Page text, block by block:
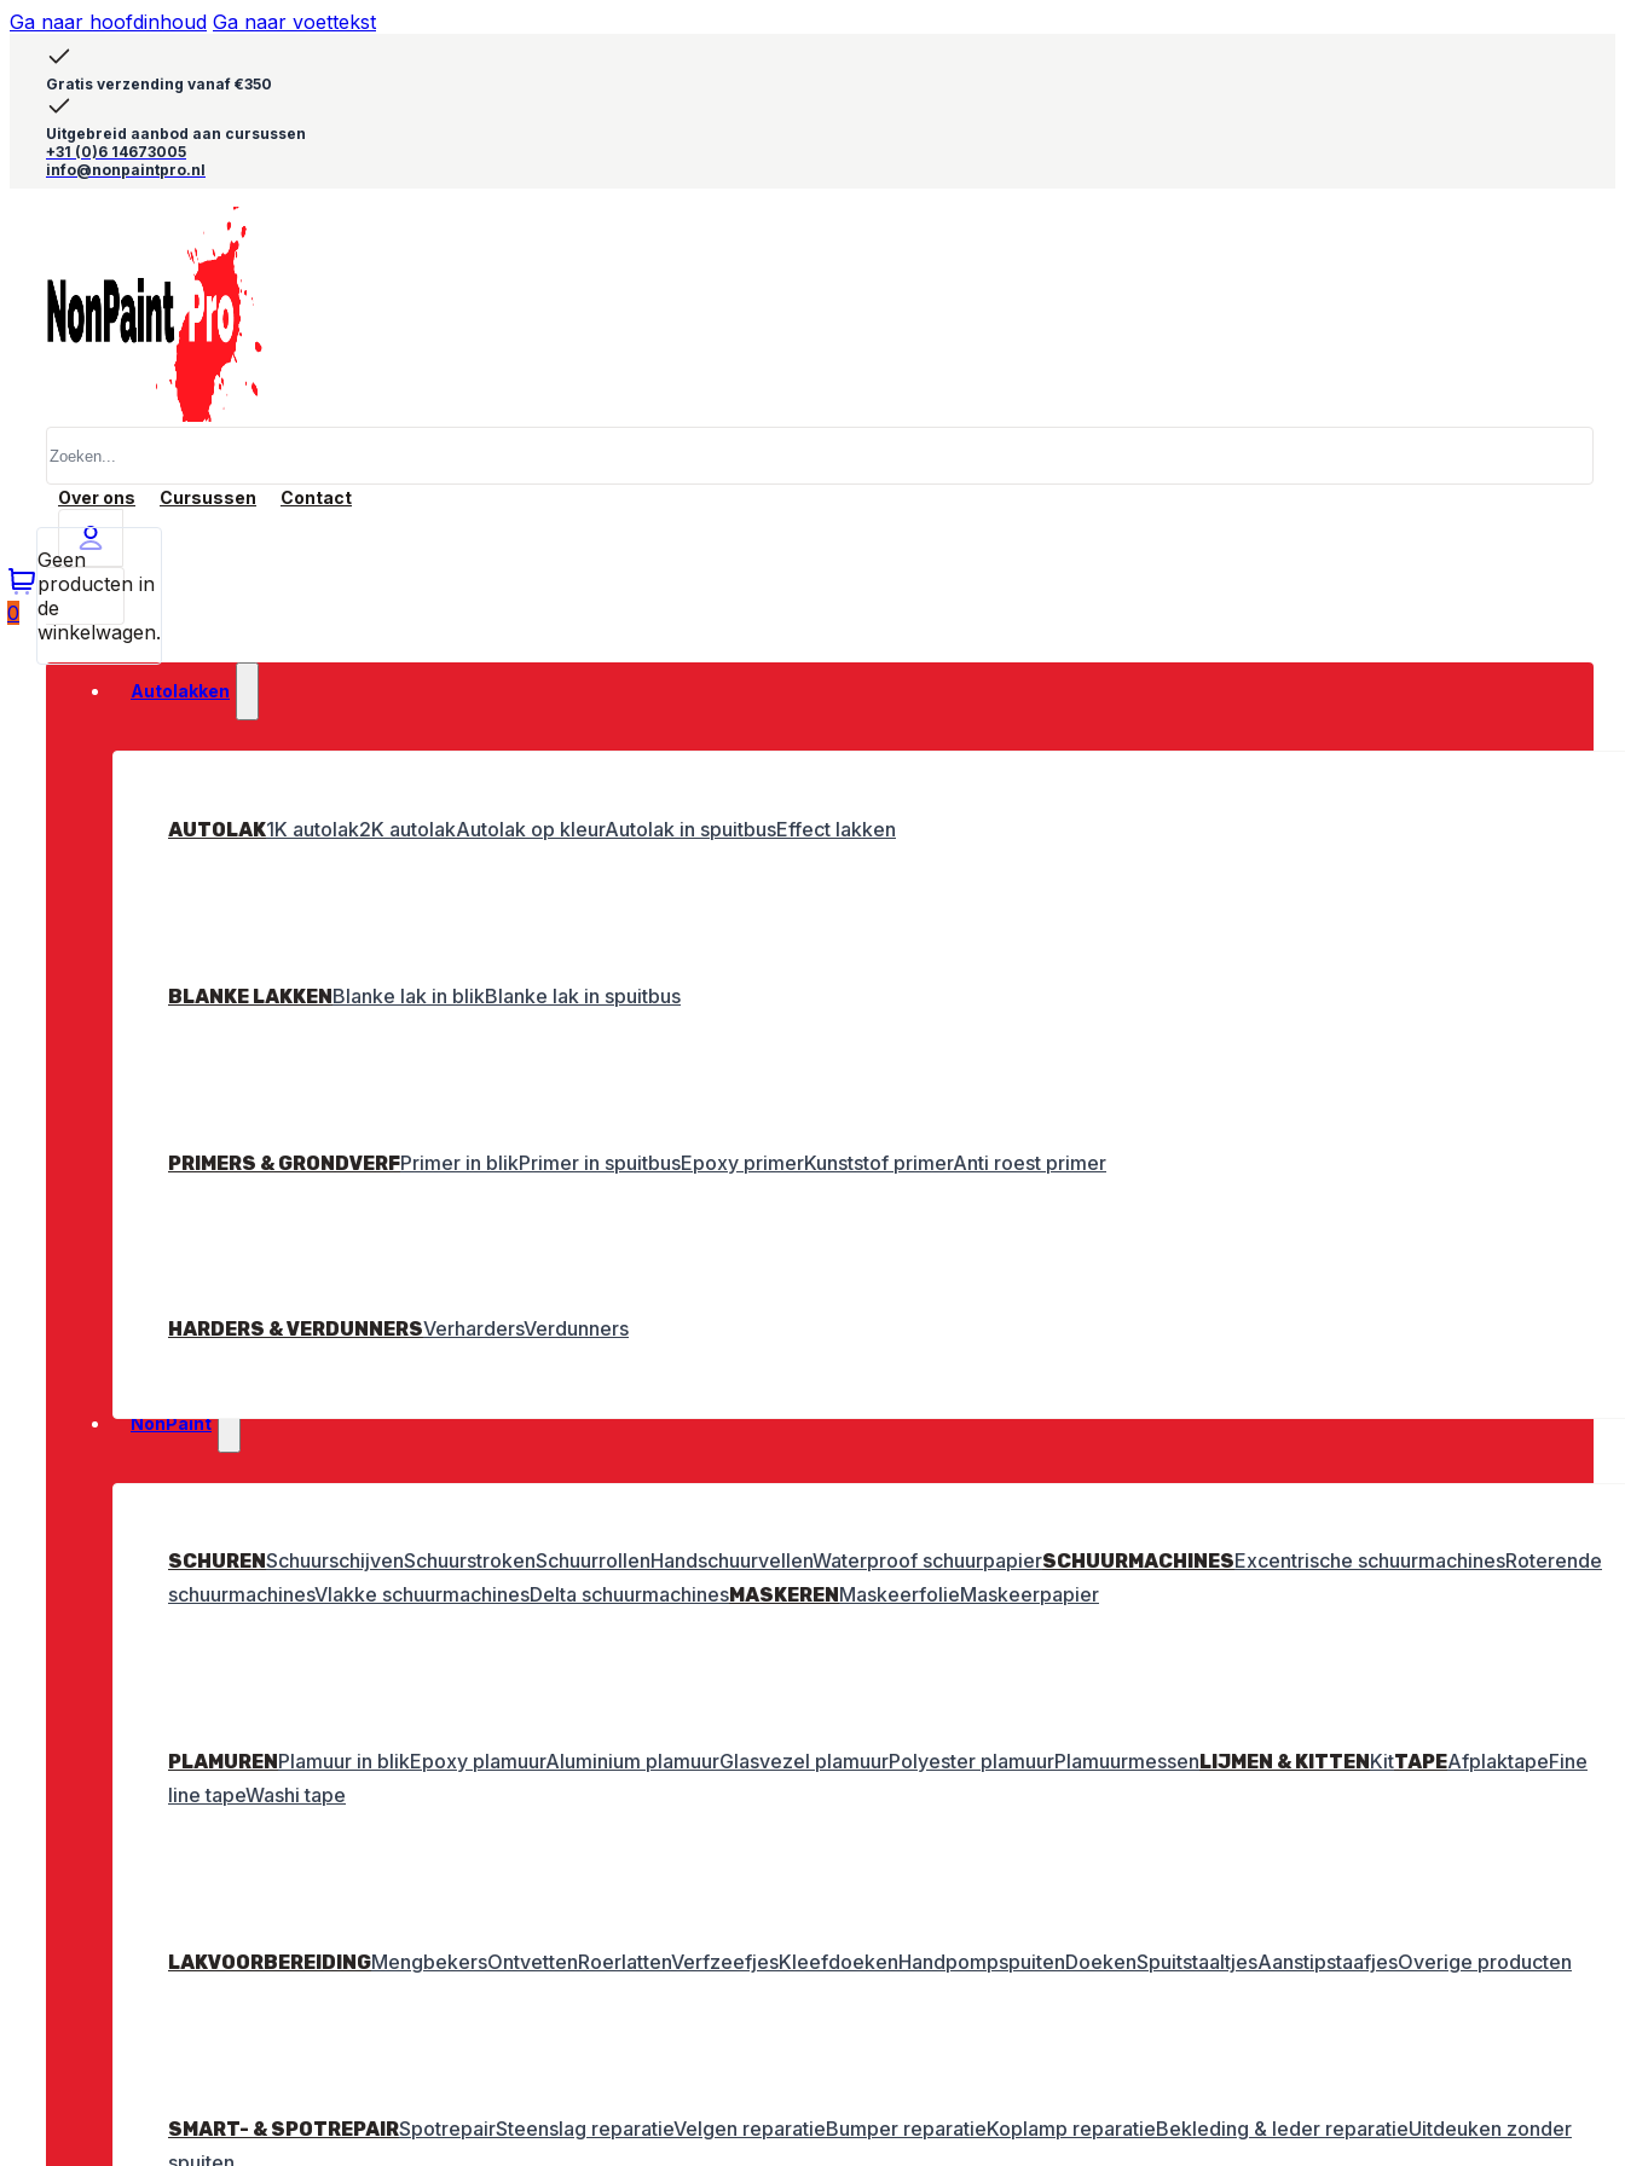
Ga naar hoofdinhoud Ga naar voettekst
Gratis verzending vanaf €350
Uitgebreid aanbod aan cursussen
+31 (0)6 14673005
info@nonpaintpro.nl
Over ons Cursussen Contact
0
Geen
producten in
de
winkelwagen.
Autolakken
AUTOLAK1K autolak2K autolakAutolak op kleurAutolak in spuitbusEffect lakken
BLANKE LAKKENBlanke lak in blikBlanke lak in spuitbus
PRIMERS & GRONDVERFPrimer in blikPrimer in spuitbusEpoxy primerKunststof primerAnti roest primer
HARDERS & VERDUNNERSVerhardersVerdunners
NonPaint
SCHURENSchuurschijvenSchuurstrokenSchuurrollenHandschuurvellenWaterproof schuurpapierSCHUURMACHINESExcentrische schuurmachinesRoterende
schuurmachinesVlakke schuurmachinesDelta schuurmachinesMASKERENMaskeerfolieMaskeerpapier
PLAMURENPlamuur in blikEpoxy plamuurAluminium plamuurGlasvezel plamuurPolyester plamuurPlamuurmessenLIJMEN & KITTENKitTAPEAfplaktapeFine
line tapeWashi tape
LAKVOORBEREIDINGMengbekersOntvettenRoerlattenVerfzeefjesKleefdoekenHandpompspuitenDoekenSpuitstaaltjesAanstipstaafjesOverige producten
SMART- & SPOTREPAIRSpotrepairSteenslag reparatieVelgen reparatieBumper reparatieKoplamp reparatieBekleding & leder reparatieUitdeuken zonder